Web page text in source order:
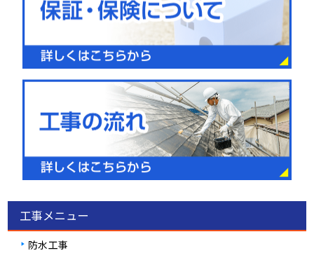
工事メニュー
防水工事